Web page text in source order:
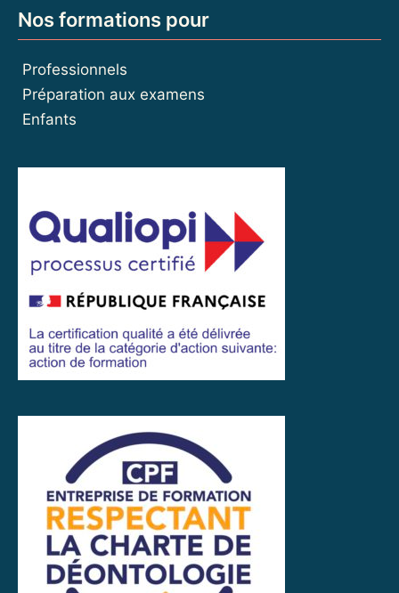
Nos formations pour
Professionnels
Préparation aux examens
Enfants